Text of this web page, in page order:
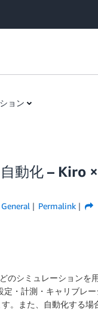
ョン
動化 – Kiro
General Permalink
シミュレーションを
定・計測・キャリブレ
。また、自動化する